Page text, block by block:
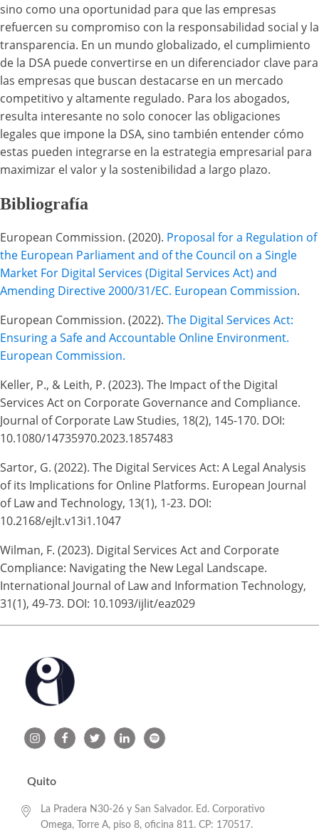
sino como una oportunidad para que las empresas
refuercen su compromiso con la responsabilidad social y la
transparencia. En un mundo globalizado, el cumplimiento
de la DSA puede convertirse en un diferenciador clave para
las empresas que buscan destacarse en un mercado
competitivo y altamente regulado. Para los abogados,
resulta interesante no solo conocer las obligaciones
legales que impone la DSA, sino también entender cómo
estas pueden integrarse en la estrategia empresarial para
maximizar el valor y la sostenibilidad a largo plazo.
Bibliografía
European Commission. (2020). Proposal for a Regulation of
the European Parliament and of the Council on a Single
Market For Digital Services (Digital Services Act) and
Amending Directive 2000/31/EC. European Commission.
European Commission. (2022). The Digital Services Act:
Ensuring a Safe and Accountable Online Environment.
European Commission.
Keller, P., & Leith, P. (2023). The Impact of the Digital
Services Act on Corporate Governance and Compliance.
Journal of Corporate Law Studies, 18(2), 145-170. DOI:
10.1080/14735970.2023.1857483
Sartor, G. (2022). The Digital Services Act: A Legal Analysis
of its Implications for Online Platforms. European Journal
of Law and Technology, 13(1), 1-23. DOI:
10.2168/ejlt.v13i1.1047
Wilman, F. (2023). Digital Services Act and Corporate
Compliance: Navigating the New Legal Landscape.
International Journal of Law and Information Technology,
31(1), 49-73. DOI: 10.1093/ijlit/eaz029
Quito
La Pradera N30-26 y San Salvador. Ed. Corporativo
Omega, Torre A, piso 8, oficina 811. CP: 170517.